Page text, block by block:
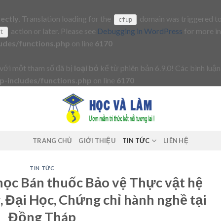
. Translation loading for the cfup
domain was triggered
action or later. Please see Debugging in WordPress for more
functions.php on line 6170
một tham số đã bị loại bỏ kể từ phiên bản 6.9.0! Các bình
includes/functions.php on line 6170
TRANG CHỦ GIỚI THIỆU TIN TỨC LIÊN HỆ
TIN TỨC
Bán thuốc Bảo vệ Thực vật hệ
Đại Học, Chứng chỉ hành nghề tại
Đồng Tháp